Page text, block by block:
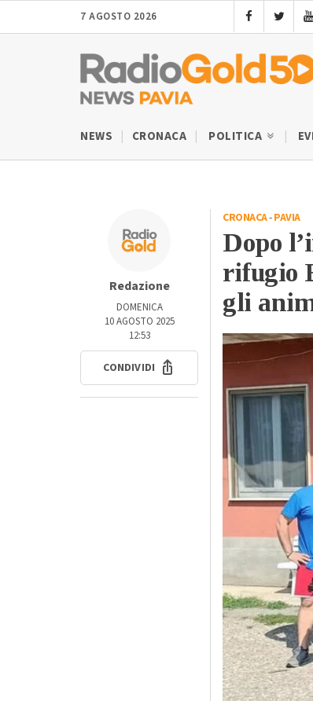
7 AGOSTO 2026
NEWS CRONACA POLITICA
Redazione
DOMENICA
10 AGOSTO 2025
12:53
CONDIVIDI
CRONACA-PAVIA
Dopo
rifugio
gli